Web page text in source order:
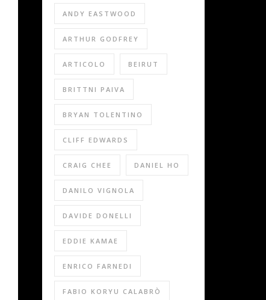
ANDY EASTWOOD
ARTHUR GODFREY
ARTICOLO BEIRUT
BRITTNI PAIVA
BRYAN TOLENTINO
CLIFF EDWARDS
CRAIG CHEE DANIEL HO
DANILO VIGNOLA
DAVIDE DONELLI
EDDIE KAMAE
ENRICO FARNEDI
FABIO KORYU CALABRÒ